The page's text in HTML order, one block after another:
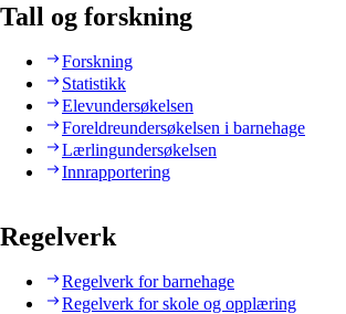
Tall og forskning
Forskning
Statistikk
Elevundersøkelsen
Foreldreundersøkelsen i barnehage
Lærlingundersøkelsen
Innrapportering
Regelverk
Regelverk for barnehage
Regelverk for skole og opplæring